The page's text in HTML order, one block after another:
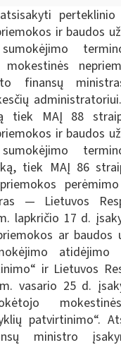
ir baudos
sumokėjimo
finansų
tiek MAĮ 88
ir baudos
sumokėjimo
tiek MAĮ 86
— Lietuvos
lapkričio 17 d.
ar baudos
atidėjimo
ir Lietuvos
vasario 25 d.
patvirtinimo“.
ministro